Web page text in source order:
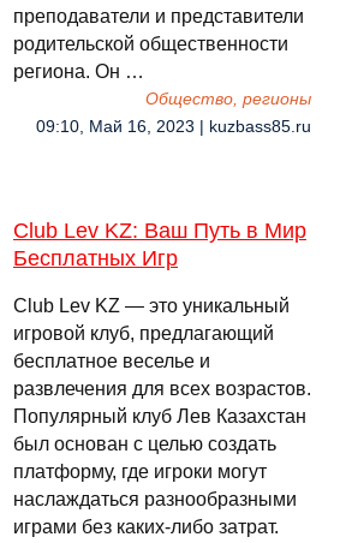
преподаватели и представители
родительской общественности
региона. Он …
Общество, регионы
09:10, Май 16, 2023 | kuzbass85.ru
Club Lev KZ: Ваш Путь в Мир
Бесплатных Игр
Club Lev KZ — это уникальный
игровой клуб, предлагающий
бесплатное веселье и
развлечения для всех возрастов.
Популярный клуб Лев Казахстан
был основан с целью создать
платформу, где игроки могут
наслаждаться разнообразными
играми без каких-либо затрат.